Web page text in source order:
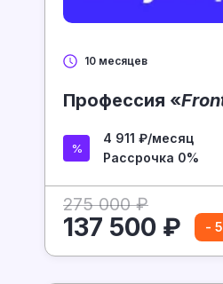
10 месяцев
Профессия «
4 911 ₽/месяц
Рассрочка 0%
275 000 ₽
137 500 ₽ -